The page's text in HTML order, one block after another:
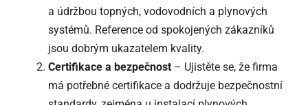
a údržbou topných, vodovodních a plynových
systémů. Reference od spokojených zákazníků
jsou dobrým ukazatelem kvality.
Certifikace a bezpečnost– Ujistěte se, že firma
má potřebné certifikace a dodržuje bezpečnostní